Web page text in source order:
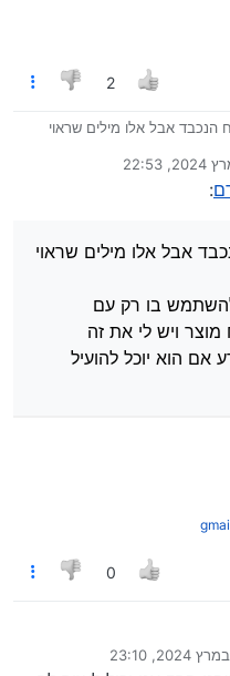
2
הנכבד אבל אלו מילים שראוי
להשתמש בו רק עם אפליקציה
לי את זה המולטימדיה ברכב אז
על ידי
:
אבל אלו מילים שראוי
להשתמש בו רק עם
מוצר ויש לי את זה
אם הוא יוכל להועיל
0
על ידי